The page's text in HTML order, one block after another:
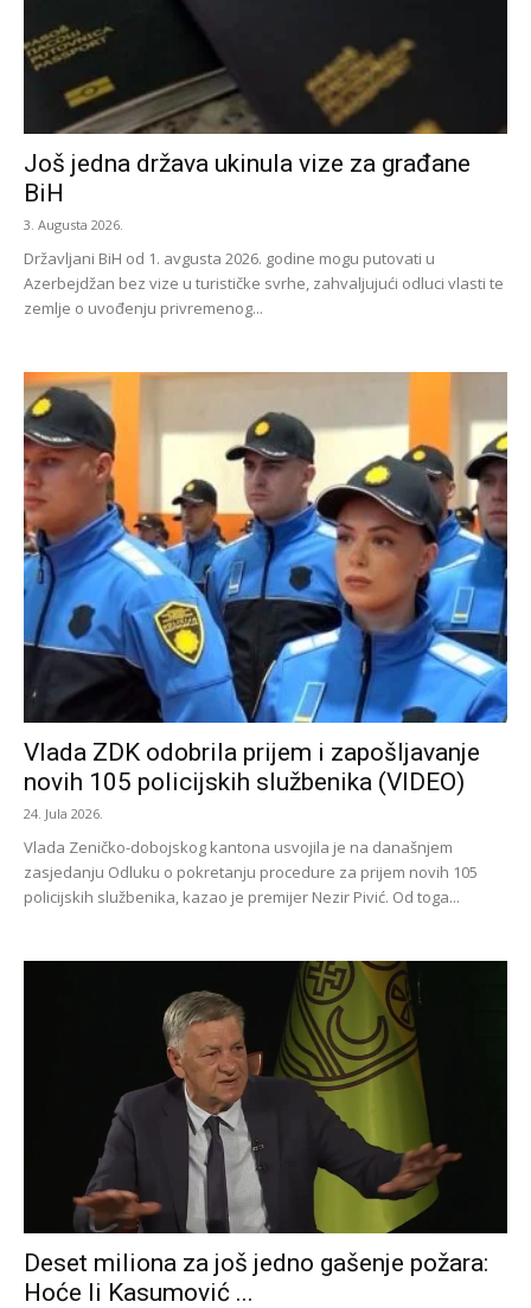
Još jedna država ukinula vize za građane
BiH
3. Augusta 2026.
Državljani BiH od 1. avgusta 2026. godine mogu putovati u
Azerbejdžan bez vize u turističke svrhe, zahvaljujući odluci vlasti te
zemlje o uvođenju privremenog...
Vlada ZDK odobrila prijem i zapošljavanje
novih 105 policijskih službenika (VIDEO)
24. Jula 2026.
Vlada Zeničko-dobojskog kantona usvojila je na današnjem
zasjedanju Odluku o pokretanju procedure za prijem novih 105
policijskih službenika, kazao je premijer Nezir Pivić. Od toga...
Deset miliona za još jedno gašenje požara:
Hoće li Kasumović ...